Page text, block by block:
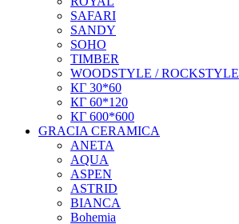
SAFARI
SANDY
SOHO
TIMBER
WOODSTYLE / ROCKSTYLE
КГ 30*60
КГ 60*120
КГ 600*600
GRACIA CERAMICA
ANETA
AQUA
ASPEN
ASTRID
BIANCA
Bohemia